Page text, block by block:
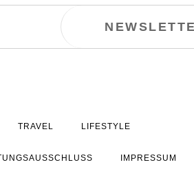
TRAVEL LIFESTYLE
IMPRESSUM